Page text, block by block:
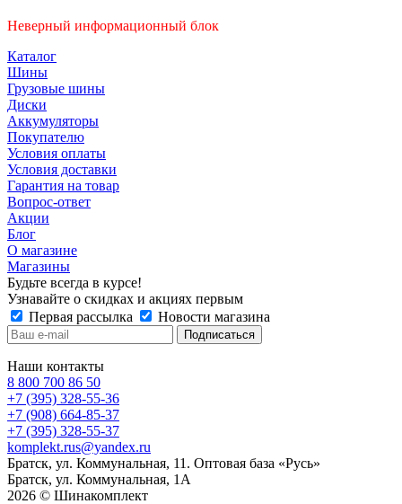
Неверный информационный блок
Каталог
Шины
Грузовые шины
Диски
Аккумуляторы
Покупателю
Условия оплаты
Условия доставки
Гарантия на товар
Вопрос-ответ
Акции
Блог
О магазине
Магазины
Будьте всегда в курсе!
Узнавайте о скидках и акциях первым
Первая рассылка
Новости магазина
Наши контакты
8 800 700 86 50
+7 (395) 328-55-36
+7 (908) 664-85-37
+7 (395) 328-55-37
komplekt.rus@yandex.ru
Братск, ул. Коммунальная, 11. Оптовая база «Русь»
Братск, ул. Коммунальная, 1А
2026 © Шинакомплект